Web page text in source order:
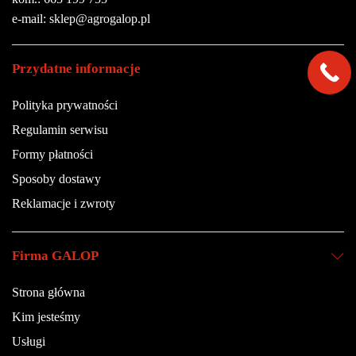
e-mail: sklep@agrogalop.pl
Przydatne informacje
Polityka prywatności
Regulamin serwisu
Formy płatności
Sposoby dostawy
Reklamacje i zwroty
Firma GALOP
Strona główna
Kim jesteśmy
Usługi